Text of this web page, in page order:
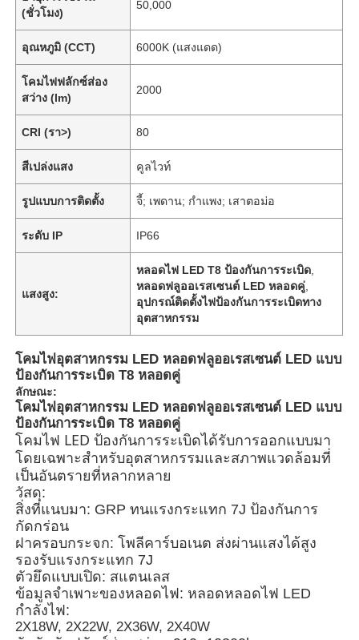
บ้าน
ผลิตภัณฑ์
เกี่ยวกับเรา
(ชั่วโมง)
50,000
อุณหภูมิ (CCT) 6000K (แสงแดด)
โคมไฟฟลักซ์ส่อง
สว่าง (lm)
2000
CRI (รา>) 80
สีเปล่งแสง คูลไวท์
รูปแบบการติดตั้ง จี้; เพดาน; กำแพง; เสาตอม่อ
ระดับ IP IP66
แสงสูง:
หลอดไฟ LED T8 ป้องกันการระเบิด
หลอดฟลูออเรสเซนต์ LED หลอดคู่
อุปกรณ์ติดตั้งไฟป้องกันการระเบิดทาง
อุตสาหกรรม
โคมไฟอุตสาหกรรม LED หลอดฟลูออเรสเซนต์ LED แบบ
ป้องกันการระเบิด T8 หลอดคู่
ลักษณะ:
โคมไฟอุตสาหกรรม LED หลอดฟลูออเรสเซนต์ LED แบบ
ป้องกันการระเบิด T8 หลอดคู่
โคมไฟ LED ป้องกันการระเบิดได้รับการออกแบบมา
โดยเฉพาะสำหรับอุตสาหกรรมและสภาพแวดล้อมที่
เป็นอันตรายที่หลากหลาย
วัสดุ:
สิ่งที่แนบมา: GRP ทนแรงกระแทก 7J ป้องกันการ
กัดกร่อน
ฝาครอบกระจก: โพลีคาร์บอเนต ส่งผ่านแสงได้สูง
รองรับแรงกระแทก 7J
ตัวยึดแบบเปิด: สแตนเลส
ข้อมูลจำเพาะของหลอดไฟ: หลอดหลอดไฟ LED
กำลังไฟ:
2X18W, 2X22W, 2X36W, 2X40W